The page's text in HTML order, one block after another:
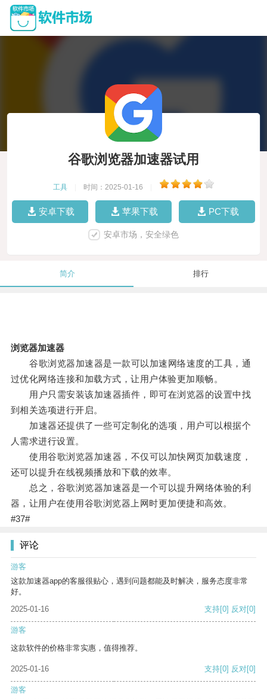
谷歌浏览器加速器试用
工具 时间：2025-01-16
安卓下载 苹果下载 PC下载
安卓市场，安全绿色
简介 排行
浏览器加速器
谷歌浏览器加速器是一款可以加速网络速度的工具，通
过优化网络连接和加载方式，让用户体验更加顺畅。
用户只需安装该加速器插件，即可在浏览器的设置中找
到相关选项进行开启。
加速器还提供了一些可定制化的选项，用户可以根据个
人需求进行设置。
使用谷歌浏览器加速器，不仅可以加快网页加载速度，
还可以提升在线视频播放和下载的效率。
总之，谷歌浏览器加速器是一个可以提升网络体验的利
器，让用户在使用谷歌浏览器上网时更加便捷和高效。
#37#
评论
游客
这款加速器app的客服很贴心，遇到问题都能及时解决，服务态度非常
好。
2025-01-16
支持[0] 反对[0]
游客
这款软件的价格非常实惠，值得推荐。
2025-01-16 支持[0] 反对[0]
游客